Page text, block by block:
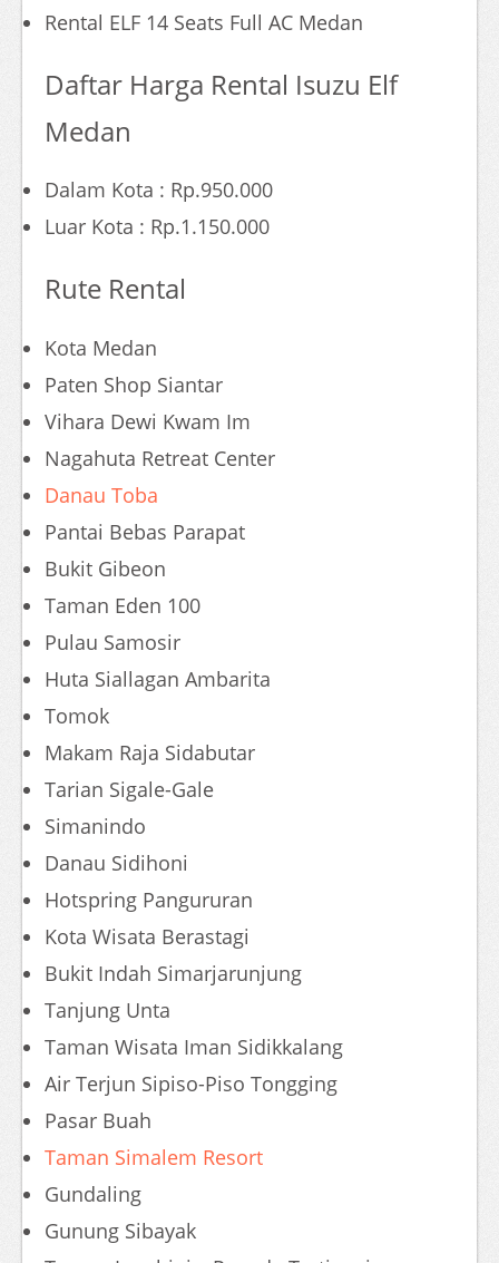
Rental ELF 14 Seats Full AC Medan
Daftar Harga Rental Isuzu Elf
Medan
Dalam Kota : Rp.950.000
Luar Kota : Rp.1.150.000
Rute Rental
Kota Medan
Paten Shop Siantar
Vihara Dewi Kwam Im
Nagahuta Retreat Center
Danau Toba
Pantai Bebas Parapat
Bukit Gibeon
Taman Eden 100
Pulau Samosir
Huta Siallagan Ambarita
Tomok
Makam Raja Sidabutar
Tarian Sigale-Gale
Simanindo
Danau Sidihoni
Hotspring Pangururan
Kota Wisata Berastagi
Bukit Indah Simarjarunjung
Tanjung Unta
Taman Wisata Iman Sidikkalang
Air Terjun Sipiso-Piso Tongging
Pasar Buah
Taman Simalem Resort
Gundaling
Gunung Sibayak